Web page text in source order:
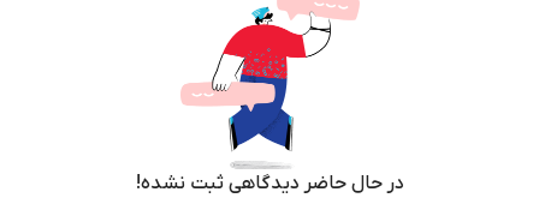
در حال حاضر دیدگاهی ثبت نشده!